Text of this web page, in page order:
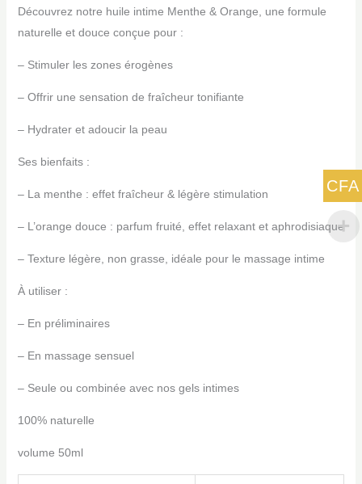
Découvrez notre huile intime Menthe & Orange, une formule
naturelle et douce conçue pour :
– Stimuler les zones érogènes
– Offrir une sensation de fraîcheur tonifiante
– Hydrater et adoucir la peau
Ses bienfaits :
– La menthe : effet fraîcheur & légère stimulation
– L’orange douce : parfum fruité, effet relaxant et aphrodisiaque
– Texture légère, non grasse, idéale pour le massage intime
À utiliser :
– En préliminaires
– En massage sensuel
– Seule ou combinée avec nos gels intimes
100% naturelle
volume 50ml
CFA